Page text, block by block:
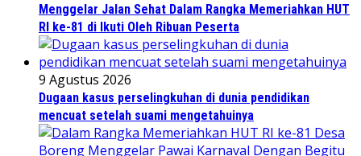
Menggelar Jalan Sehat Dalam Rangka Memeriahkan HUT
RI ke-81 di Ikuti Oleh Ribuan Peserta
9 Agustus 2026
Dugaan kasus perselingkuhan di dunia pendidikan
mencuat setelah suami mengetahuinya